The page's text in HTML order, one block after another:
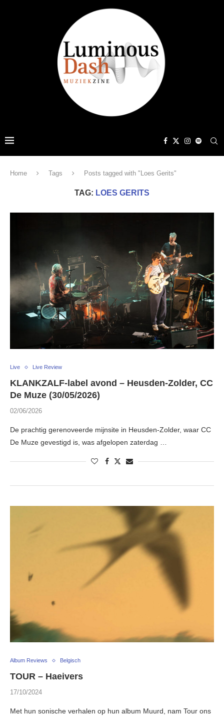
Home Tags Posts tagged with "Loes Gerits"
TAG: LOES GERITS
Live Live Review
KLANKZALF-label avond – Heusden-Zolder, CC
De Muze (30/05/2026)
02/06/2026
De prachtig gerenoveerde mijnsite in Heusden-Zolder, waar CC
De Muze gevestigd is, was afgelopen zaterdag …
Album Reviews Belgisch
TOUR – Haeivers
17/10/2024
Met hun sonische verhalen op hun album Muurd, nam Tour ons